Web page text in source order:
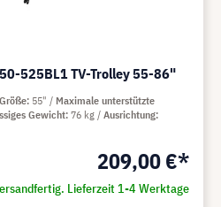
525BL1 TV-Trolley 55-86"
209,00 €*
Lieferzeit 1-4 Werktage
55"
Maximale unterstützte
Gewicht 76 kg
Ausrichtung